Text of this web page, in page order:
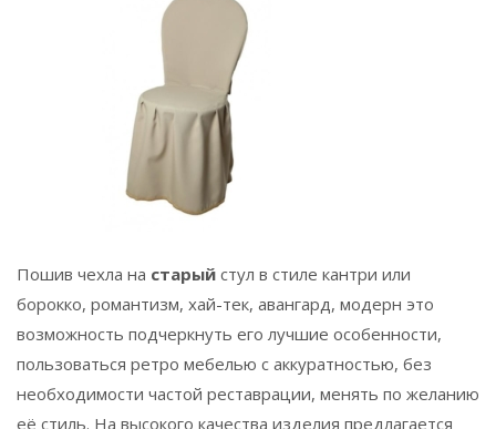
Пошив чехла на старый стул в стиле кантри или
борокко, романтизм, хай-тек, авангард, модерн это
возможность подчеркнуть его лучшие особенности,
пользоваться ретро мебелью с аккуратностью, без
необходимости частой реставрации, менять по желанию
её стиль. На высокого качества изделия предлагается